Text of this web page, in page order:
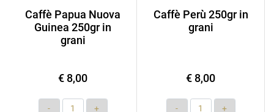
Caffè Papua Nuova
Guinea 250gr in
grani
€ 8,00
Quantity
Caffè Perù 250gr in
grani
€ 8,00
Quantity